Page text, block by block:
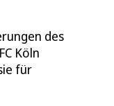
des
Köln
für